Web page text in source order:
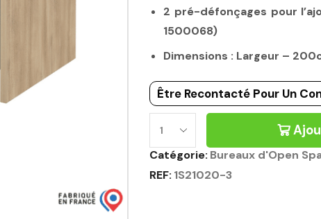
2 pré-défonçages pour
1500068)
Dimensions : Largeur –
Être Recontacté Pour Un
Catégorie: Bureaux d'Open
REF: 1S21020-3